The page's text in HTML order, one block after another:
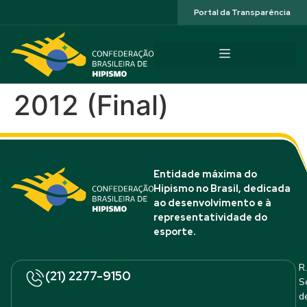
Portal da Transparência
2012 (Final)
Entidade máxima do
Hipismo no Brasil, dedicada
ao desenvolvimento e à
representatividade do
esporte.
(21) 2277-9150
R.